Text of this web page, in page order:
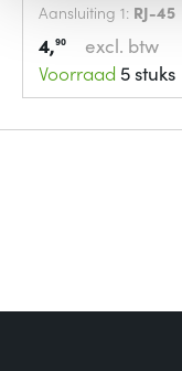
Aansluiting 1: RJ-45
4,90
excl. btw
Voorraad 5 stuks